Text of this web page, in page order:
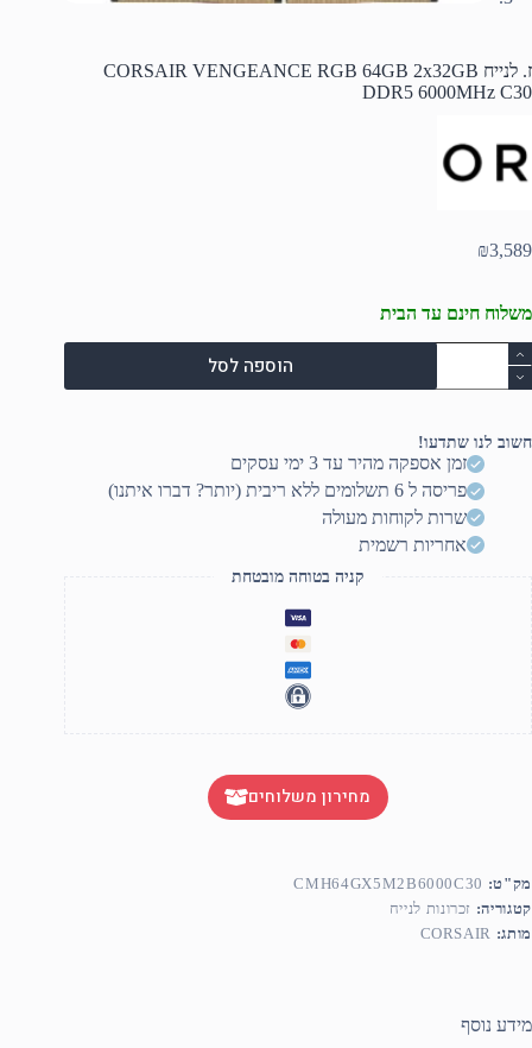
ז. לנייח CORSAIR VENGEANCE RGB 64GB 2x32GB
DDR5 6000MHz C30
₪3,589
משלוח חינם עד הבית
כמות
של
ז.
CORSAIR
VENGEANCE
2x32GB
6000MHz
הוספה לסל
חשוב לנו שתדעו!
זמן אספקה מהיר עד 3 ימי עסקים
פריסה ל 6 תשלומים ללא ריבית (יותר? דברו איתנו)
שרות לקוחות מעולה
אחריות רשמית
קניה בטוחה מובטחת
מחירון משלוחים
מק"ט: CMH64GX5M2B6000C30
קטגוריה: זכרונות לנייח
מותג: CORSAIR
מידע נוסף